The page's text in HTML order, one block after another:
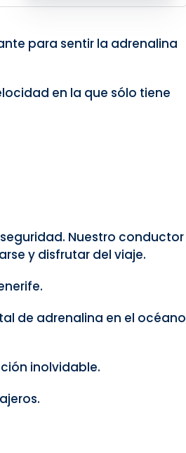
para sentir la adrenalina
en la que sólo tiene
Nuestro conductor
y disfrutar del viaje.
de adrenalina en el océano
inolvidable.